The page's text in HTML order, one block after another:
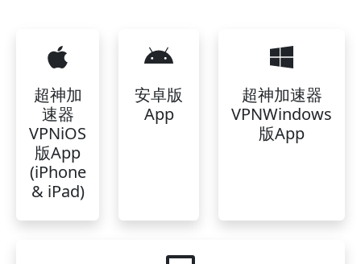
超神加
速器
VPNiOS
版App
(iPhone
& iPad)
安卓版
App
超神加速器
VPNWindows
版App